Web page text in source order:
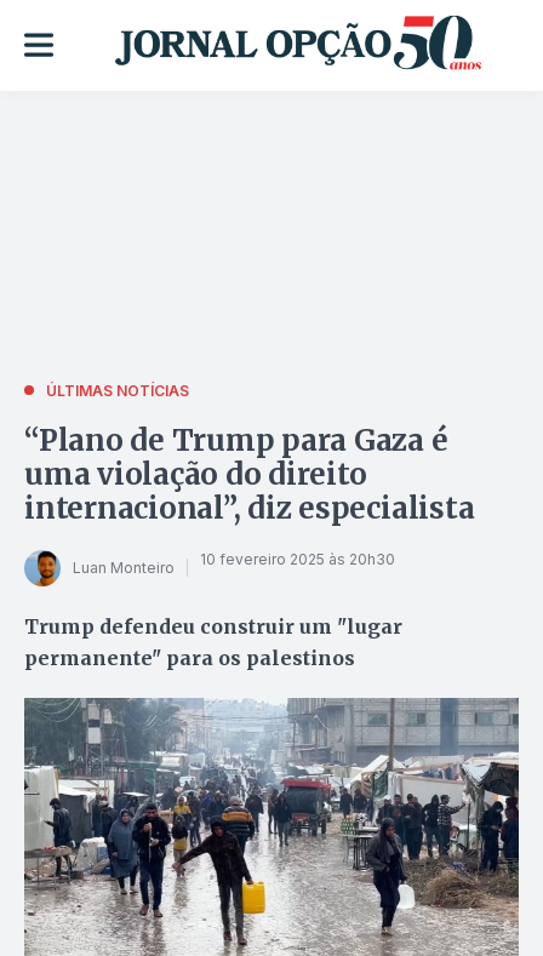
ÚLTIMAS NOTÍCIAS
“Plano de Trump para Gaza é
uma violação do direito
internacional”, diz especialista
Luan Monteiro 10 fevereiro 2025 às 20h30
Trump defendeu construir um "lugar
permanente" para os palestinos